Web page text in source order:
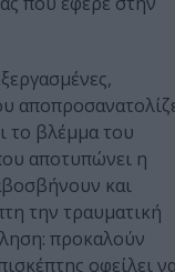
το βλέμμα του
αποτυπώνει η
και
την τραυματική
προκαλούν
οφείλει